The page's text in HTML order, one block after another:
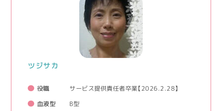
ツジサカ
役職 サービス提供責任者卒業【2026.2.28】
血液型 B型